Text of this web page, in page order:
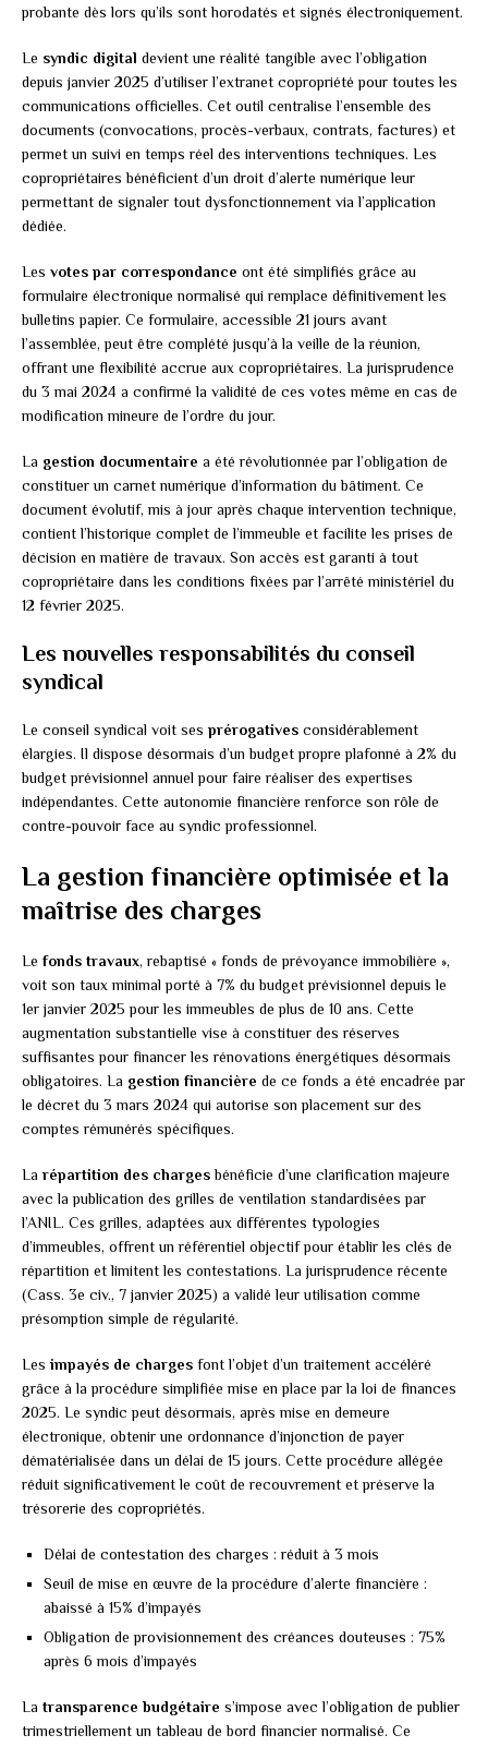
probante dès lors qu’ils sont horodatés et signés électroniquement.
Le syndic digital devient une réalité tangible avec l’obligation
depuis janvier 2025 d’utiliser l’extranet copropriété pour toutes les
communications officielles. Cet outil centralise l’ensemble des
documents (convocations, procès-verbaux, contrats, factures) et
permet un suivi en temps réel des interventions techniques. Les
copropriétaires bénéficient d’un droit d’alerte numérique leur
permettant de signaler tout dysfonctionnement via l’application
dédiée.
Les votes par correspondance ont été simplifiés grâce au
formulaire électronique normalisé qui remplace définitivement les
bulletins papier. Ce formulaire, accessible 21 jours avant
l’assemblée, peut être complété jusqu’à la veille de la réunion,
offrant une flexibilité accrue aux copropriétaires. La jurisprudence
du 3 mai 2024 a confirmé la validité de ces votes même en cas de
modification mineure de l’ordre du jour.
La gestion documentaire a été révolutionnée par l’obligation de
constituer un carnet numérique d’information du bâtiment. Ce
document évolutif, mis à jour après chaque intervention technique,
contient l’historique complet de l’immeuble et facilite les prises de
décision en matière de travaux. Son accès est garanti à tout
copropriétaire dans les conditions fixées par l’arrêté ministériel du
12 février 2025.
Les nouvelles responsabilités du conseil
syndical
Le conseil syndical voit ses prérogatives considérablement
élargies. Il dispose désormais d’un budget propre plafonné à 2% du
budget prévisionnel annuel pour faire réaliser des expertises
indépendantes. Cette autonomie financière renforce son rôle de
contre-pouvoir face au syndic professionnel.
La gestion financière optimisée et la
maîtrise des charges
Le fonds travaux, rebaptisé « fonds de prévoyance immobilière »,
voit son taux minimal porté à 7% du budget prévisionnel depuis le
1er janvier 2025 pour les immeubles de plus de 10 ans. Cette
augmentation substantielle vise à constituer des réserves
suffisantes pour financer les rénovations énergétiques désormais
obligatoires. La gestion financière de ce fonds a été encadrée par
le décret du 3 mars 2024 qui autorise son placement sur des
comptes rémunérés spécifiques.
La répartition des chargesbénéficie d’une clarification majeure
avec la publication des grilles de ventilation standardisées par
l’ANIL. Ces grilles, adaptées aux différentes typologies
d’immeubles, offrent un référentiel objectif pour établir les clés de
répartition et limitent les contestations. La jurisprudence récente
(Cass. 3e civ., 7 janvier 2025) a validé leur utilisation comme
présomption simple de régularité.
Les impayés de charges font l’objet d’un traitement accéléré
grâce à la procédure simplifiée mise en place par la loi de finances
2025. Le syndic peut désormais, après mise en demeure
électronique, obtenir une ordonnance d’injonction de payer
dématérialisée dans un délai de 15 jours. Cette procédure allégée
réduit significativement le coût de recouvrement et préserve la
trésorerie des copropriétés.
Délai de contestation des charges : réduit à 3 mois
Seuil de mise en œuvre de la procédure d’alerte financière :
abaissé à 15% d’impayés
Obligation de provisionnement des créances douteuses : 75%
après 6 mois d’impayés
La transparence budgétaire s’impose avec l’obligation de publier
trimestriellement un tableau de bord financier normalisé. Ce